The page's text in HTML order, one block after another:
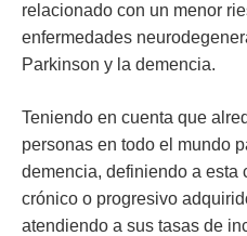
relacionado con un menor
enfermedades
Parkinson y la demencia.
Teniendo en cuenta que
personas en todo el mundo
demencia, definiendo a esta
crónico o progresivo
atendiendo a sus tasas de